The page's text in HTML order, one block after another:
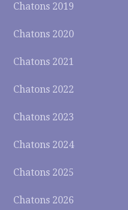
Chatons 2019
Chatons 2020
Chatons 2021
Chatons 2022
Chatons 2023
Chatons 2024
Chatons 2025
Chatons 2026